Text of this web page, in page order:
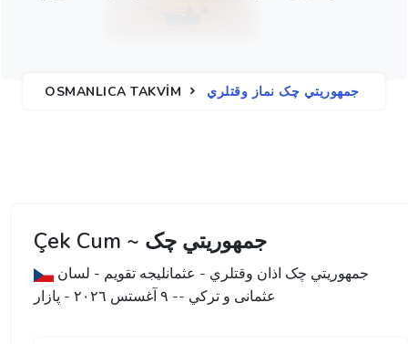
OSMANLICA TAKVIM جمهوریتي چک نماز وقتلري
Çek Cum ~ جمهوریتي چک
عثمانى و تركي -- ٩ آغستس ۲۰۲٦ - پازار